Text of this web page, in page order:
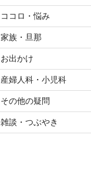
ココロ・悩み
家族・旦那
お出かけ
産婦人科・小児科
その他の疑問
雑談・つぶやき